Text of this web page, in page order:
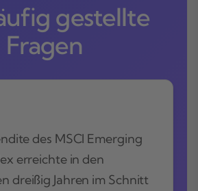
gestellte
Fragen
des MSCI Emerging
erreichte in den
dreißig Jahren im Schnitt